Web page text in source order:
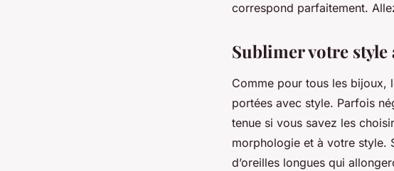
correspond parfaitement.
Sublimer votre style
Comme pour tous les bijoux,
portées avec style. Parfois
tenue si vous savez les
morphologie et à votre style.
d’oreilles longues qui